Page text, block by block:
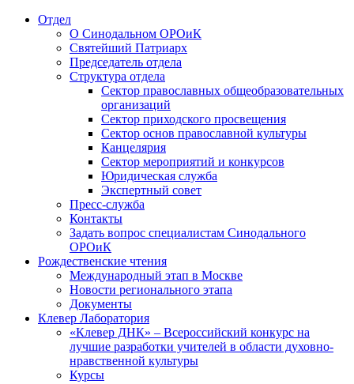
Отдел
О Синодальном ОРОиК
Святейший Патриарх
Председатель отдела
Структура отдела
Сектор православных общеобразовательных
организаций
Сектор приходского просвещения
Сектор основ православной культуры
Канцелярия
Сектор мероприятий и конкурсов
Юридическая служба
Экспертный совет
Пресс-служба
Контакты
Задать вопрос специалистам Синодального
ОРОиК
Рождественские чтения
Международный этап в Москве
Новости регионального этапа
Документы
Клевер Лаборатория
«Клевер ДНК» – Всероссийский конкурс на
лучшие разработки учителей в области духовно-
нравственной культуры
Курсы